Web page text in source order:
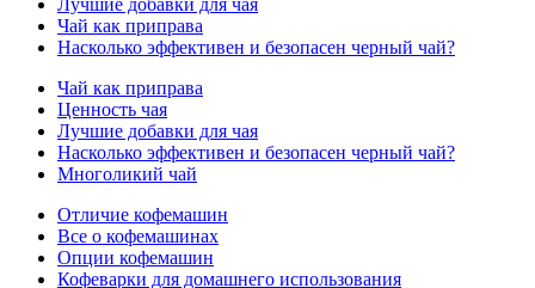
Чай как приправа
Насколько эффективен и безопасен черный чай?
Чай как приправа
Ценность чая
Лучшие добавки для чая
Насколько эффективен и безопасен черный чай?
Многоликий чай
Отличие кофемашин
Все о кофемашинах
Опции кофемашин
Кофеварки для домашнего использования